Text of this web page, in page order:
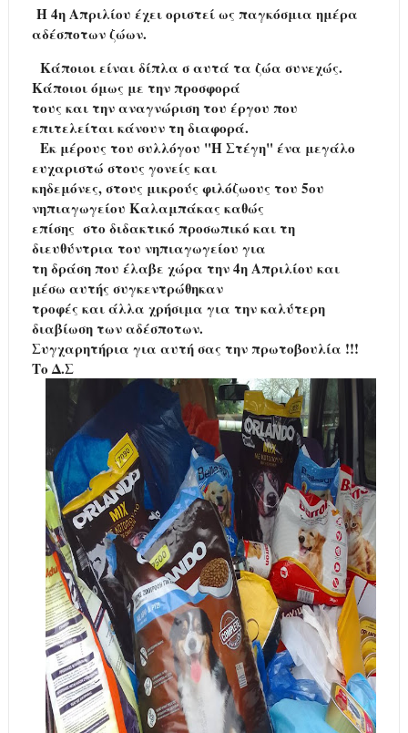
Η 4η Απριλίου έχει οριστεί ως παγκόσμια ημέρα
αδέσποτων ζώων.
Κάποιοι είναι δίπλα σ αυτά τα ζώα συνεχώς.
Κάποιοι όμως με την προσφορά
τους και την αναγνώριση του έργου που
επιτελείται κάνουν τη διαφορά.
Εκ μέρους του συλλόγου "Η Στέγη" ένα μεγάλο
ευχαριστώ στους γονείς και
κηδεμόνες, στους μικρούς φιλόζωους του 5ου
νηπιαγωγείου Καλαμπάκας καθώς
επίσης στο διδακτικό προσωπικό και τη
διευθύντρια του νηπιαγωγείου για
τη δράση που έλαβε χώρα την 4η Απριλίου και
μέσω αυτής συγκεντρώθηκαν
τροφές και άλλα χρήσιμα για την καλύτερη
διαβίωση των αδέσποτων.
Συγχαρητήρια για αυτή σας την πρωτοβουλία !!!
Το Δ.Σ